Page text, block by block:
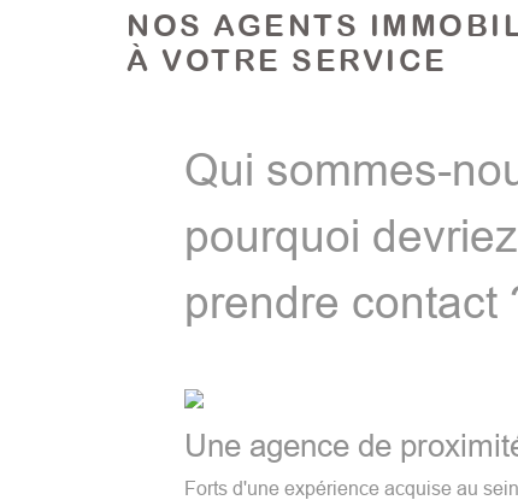
NOS AGENTS
À VOTRE SERVICE
Qui sommes-
pourquoi
prendre contact
Une agence de
Forts d'une expérience acquise au